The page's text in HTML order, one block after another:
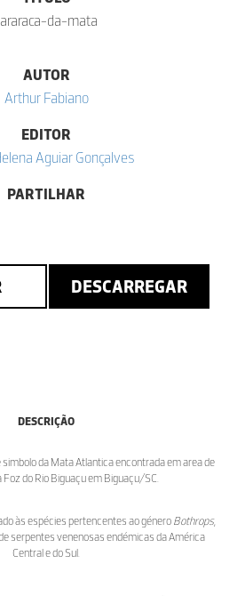
da-mata
AUTOR
Arthur Fabiano
EDITOR
Aguiar Gonçalves
PARTILHAR
DESCARREGAR
DESCRIÇÃO
simbolo da Mata Atlantica encontrada em area de
do Rio Biguaçu em Biguaçu/SC.
às espécies pertencentes ao género Bothrops,
serpentes venenosas endémicas da América
Central e do Sul.